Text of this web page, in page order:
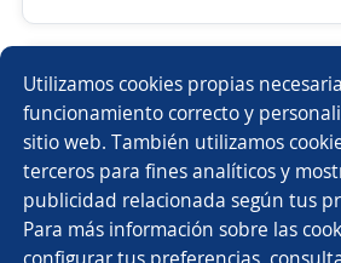
Asesor/a call center ventas
Promotor/a bancario Supervisor/a
Asesor/a empresarial Subgerente/a
Gestor/a Asesor/a Ejecutivo/
Buscar es más fácil
Representante Comercial
Consoncio de Representaciones
Arequipa, Arequipa
Contrato a Plazo Indeterminado
Tiempo completo
Hace 5 días
Utilizamos cookies propias
funcionamiento correcto y
sitio web. También utilizamos
terceros para fines analíticos y
publicidad relacionada según tus
Para más información sobre las